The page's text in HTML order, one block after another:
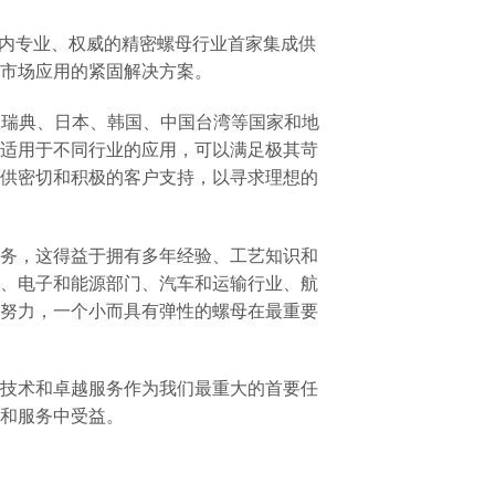
专业、权威的精密螺母行业首家集成供
场应用的紧固解决方案。
典、日本、韩国、中国台湾等国家和地
用于不同行业的应用，可以满足极其苛
密切和积极的客户支持，以寻求理想的
，这得益于拥有多年经验、工艺知识和
电子和能源部门、汽车和运输行业、航
力，一个小而具有弹性的螺母在最重要
术和卓越服务作为我们最重大的首要任
服务中受益。